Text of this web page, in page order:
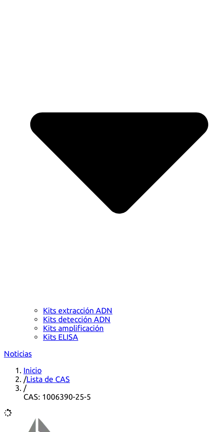
Kits extracción ADN
Kits detección ADN
Kits amplificación
Kits ELISA
Noticias
Inicio
/Lista de CAS
/
CAS: 1006390-25-5